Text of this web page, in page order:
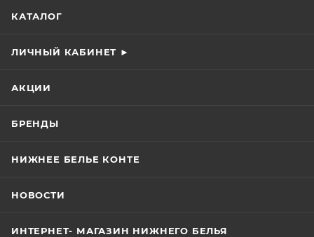
КАТАЛОГ
ЛИЧНЫЙ КАБИНЕТ ►
АКЦИИ
БРЕНДЫ
НИЖНЕЕ БЕЛЬЕ КОНТЕ
НОВОСТИ
ИНТЕРНЕТ- МАГАЗИН НИЖНЕГО БЕЛЬЯ